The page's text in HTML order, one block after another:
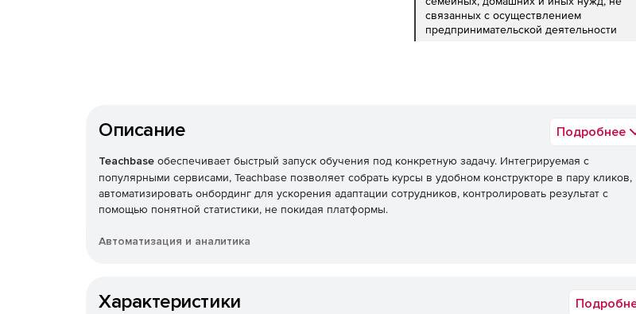
связанных с осуществлением
предпринимательской деятельности
Описание Подробнее
Teachbase обеспечивает быстрый запуск обучения под конкретную задачу. Интегрируемая с
популярными сервисами, Teachbase позволяет собрать курсы в удобном конструкторе в пару кликов,
автоматизировать онбординг для ускорения адаптации сотрудников, контролировать результат с
помощью понятной статистики, не покидая платформы.
Автоматизация и аналитика
Геймификация и матрица компетенций
Характеристики